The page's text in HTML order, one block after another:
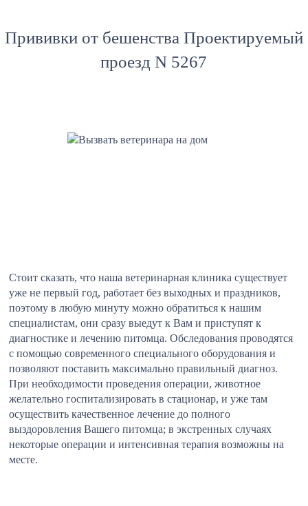
Прививки от бешенства Проектируемый
проезд N 5267
Стоит сказать, что наша ветеринарная клиника существует
уже не первый год, работает без выходных и праздников,
поэтому в любую минуту можно обратиться к нашим
специалистам, они сразу выедут к Вам и приступят к
диагностике и лечению питомца. Обследования проводятся
с помощью современного специального оборудования и
позволяют поставить максимально правильный диагноз.
При необходимости проведения операции, животное
желательно госпитализировать в стационар, и уже там
осуществить качественное лечение до полного
выздоровления Вашего питомца; в экстренных случаях
некоторые операции и интенсивная терапия возможны на
месте.